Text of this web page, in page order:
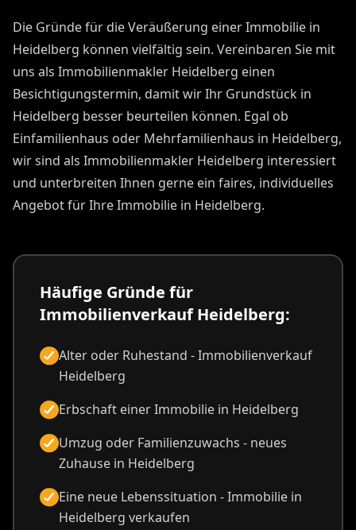
Die Gründe für die Veräußerung einer Immobilie in
Heidelberg können vielfältig sein. Vereinbaren Sie mit
uns als Immobilienmakler Heidelberg einen
Besichtigungstermin, damit wir Ihr Grundstück in
Heidelberg besser beurteilen können. Egal ob
Einfamilienhaus oder Mehrfamilienhaus in Heidelberg,
wir sind als Immobilienmakler Heidelberg interessiert
und unterbreiten Ihnen gerne ein faires, individuelles
Angebot für Ihre Immobilie in Heidelberg.
Häufige Gründe für
Immobilienverkauf Heidelberg:
Alter oder Ruhestand - Immobilienverkauf
Heidelberg
Erbschaft einer Immobilie in Heidelberg
Umzug oder Familienzuwachs - neues
Zuhause in Heidelberg
Eine neue Lebenssituation - Immobilie in
Heidelberg verkaufen